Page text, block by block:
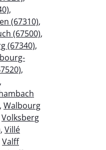
,
(67310),
(67500),
(67340),
,
,
, Walbourg
Volksberg
, Villé
Valff